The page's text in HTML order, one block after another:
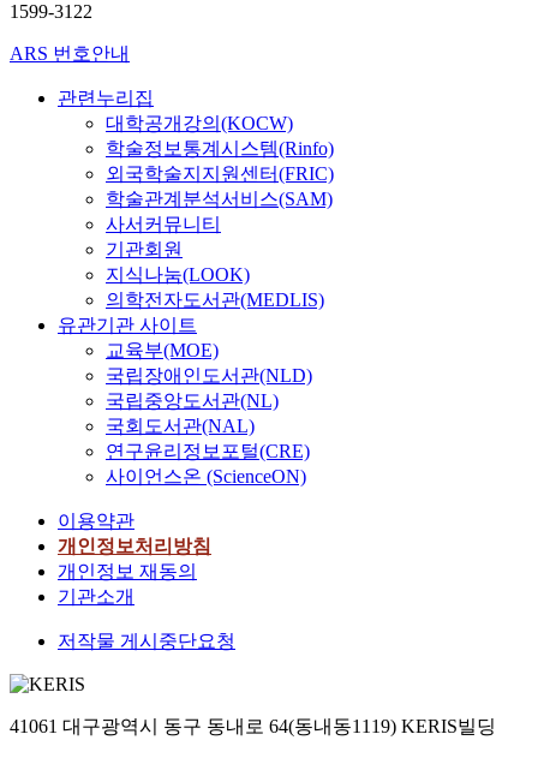
1599-3122
ARS 번호안내
관련누리집
대학공개강의(KOCW)
학술정보통계시스템(Rinfo)
외국학술지지원센터(FRIC)
학술관계분석서비스(SAM)
사서커뮤니티
기관회원
지식나눔(LOOK)
의학전자도서관(MEDLIS)
유관기관 사이트
교육부(MOE)
국립장애인도서관(NLD)
국립중앙도서관(NL)
국회도서관(NAL)
연구윤리정보포털(CRE)
사이언스온 (ScienceON)
이용약관
개인정보처리방침
개인정보 재동의
기관소개
저작물 게시중단요청
41061 대구광역시 동구 동내로 64(동내동1119) KERIS빌딩